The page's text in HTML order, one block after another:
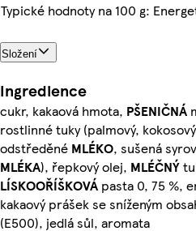
Typické hodnoty na 100 g:
Složení
Ingredience
cukr, kakaová hmota, PŠENIČNÁ
rostlinné tuky (palmový,
odstředěné MLÉKO, sušená
MLÉKA), řepkový olej, MLÉČNÝ
LÍSKOOŘÍŠKOVÁ pasta 0, 75 %,
kakaový prášek se sníženým
(E500), jedlá sůl, aromata